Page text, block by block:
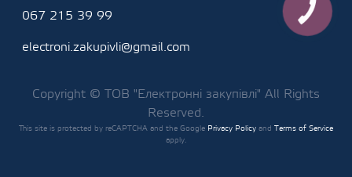
067 215 39 99
electroni.zakupivli@gmail.com
Copyright © ТОВ "Електронні закупівлі" All Rights
Reserved.
This site is protected by reCAPTCHA and the Google Privacy Policy and Terms of Service
apply.
КНОПКА
ЗВ'ЯЗКУ